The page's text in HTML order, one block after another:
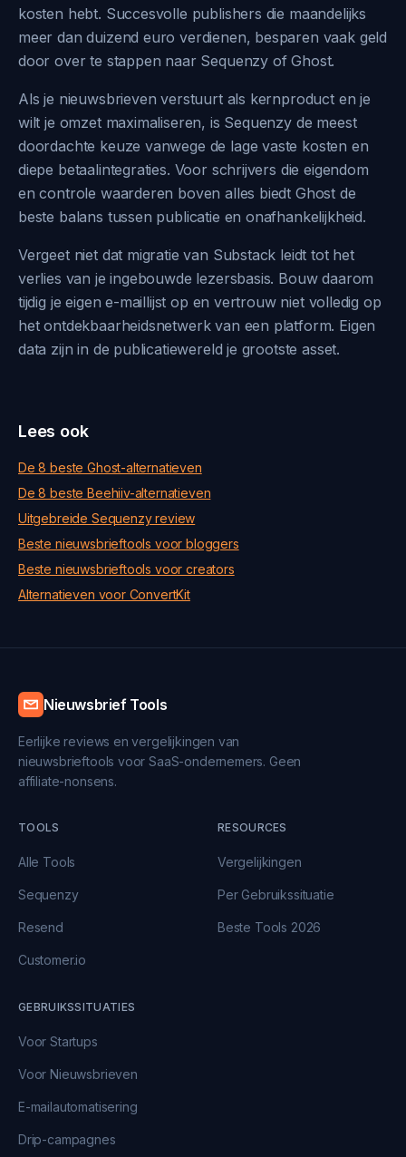
kosten hebt. Succesvolle publishers die maandelijks
meer dan duizend euro verdienen, besparen vaak geld
door over te stappen naar Sequenzy of Ghost.
Als je nieuwsbrieven verstuurt als kernproduct en je
wilt je omzet maximaliseren, is Sequenzy de meest
doordachte keuze vanwege de lage vaste kosten en
diepe betaalintegraties. Voor schrijvers die eigendom
en controle waarderen boven alles biedt Ghost de
beste balans tussen publicatie en onafhankelijkheid.
Vergeet niet dat migratie van Substack leidt tot het
verlies van je ingebouwde lezersbasis. Bouw daarom
tijdig je eigen e-maillijst op en vertrouw niet volledig op
het ontdekbaarheidsnetwerk van een platform. Eigen
data zijn in de publicatiewereld je grootste asset.
Lees ook
De 8 beste Ghost-alternatieven
De 8 beste Beehiiv-alternatieven
Uitgebreide Sequenzy review
Beste nieuwsbrieftools voor bloggers
Beste nieuwsbrieftools voor creators
Alternatieven voor ConvertKit
Nieuwsbrief Tools
Eerlijke reviews en vergelijkingen van
nieuwsbrieftools voor SaaS-ondernemers. Geen
affiliate-nonsens.
TOOLS
Alle Tools
Sequenzy
Resend
Customer.io
RESOURCES
Vergelijkingen
Per Gebruikssituatie
Beste Tools 2026
GEBRUIKSSITUATIES
Voor Startups
Voor Nieuwsbrieven
E-mailautomatisering
Drip-campagnes